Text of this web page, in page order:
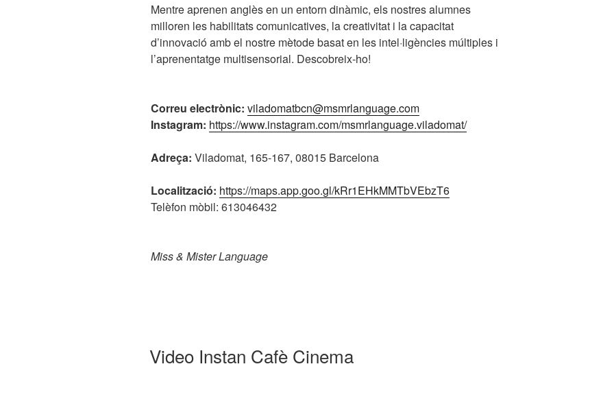
Mentre aprenen anglès en un entorn dinàmic, els nostres alumnes
milloren les habilitats comunicatives, la creativitat i la capacitat
d’innovació amb el nostre mètode basat en les intel·ligències múltiples i
l’aprenentatge multisensorial. Descobreix-ho!
Correu electrònic: viladomatbcn@msmrlanguage.com
Instagram: https://www.instagram.com/msmrlanguage.viladomat/
Adreça: Viladomat, 165-167, 08015 Barcelona
Localització: https://maps.app.goo.gl/kRr1EHkMMTbVEbzT6
Telèfon mòbil: 613046432
Miss & Mister Language
EL
Video Instan Cafè Cinema